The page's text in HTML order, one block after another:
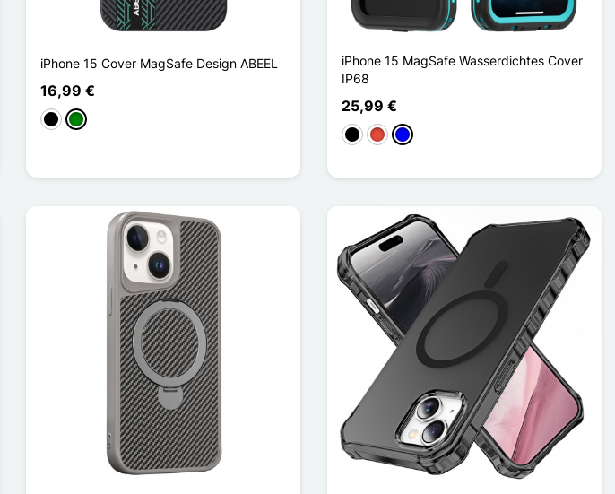
iPhone 15 Cover MagSafe Design ABEEL
16,99 €
Schwarz
Grün
iPhone 15 MagSafe Wasserdichtes Cover
IP68
25,99 €
Schwarz
Rot Blau